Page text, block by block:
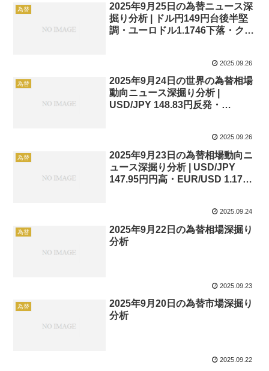
為替
2025年9月25日の為替ニュース深
掘り分析 | ドル円149円台後半堅
調・ユーロドル1.1746下落・クロ
2025.09.26
為替
2025年9月24日の世界の為替相場
動向ニュース深掘り分析 |
USD/JPY 148.83円反発・
AUD/USD 0.6584安定・今後の見
通し | fukki369.com
2025.09.26
為替
2025年9月23日の為替相場動向ニ
ュース深掘り分析 | USD/JPY
147.95円円高・EUR/USD 1.1746
2025.09.24
為替
2025年9月22日の為替相場深掘り
分析
2025.09.23
為替
2025年9月20日の為替市場深掘り
分析
2025.09.22